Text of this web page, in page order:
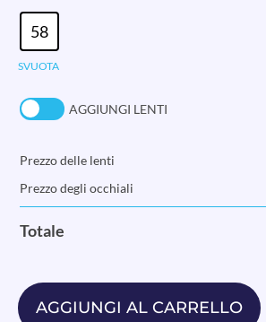
58
SVUOTA
AGGIUNGI LENTI
Prezzo delle lenti
Prezzo degli occhiali
Totale
AGGIUNGI AL CARRELLO